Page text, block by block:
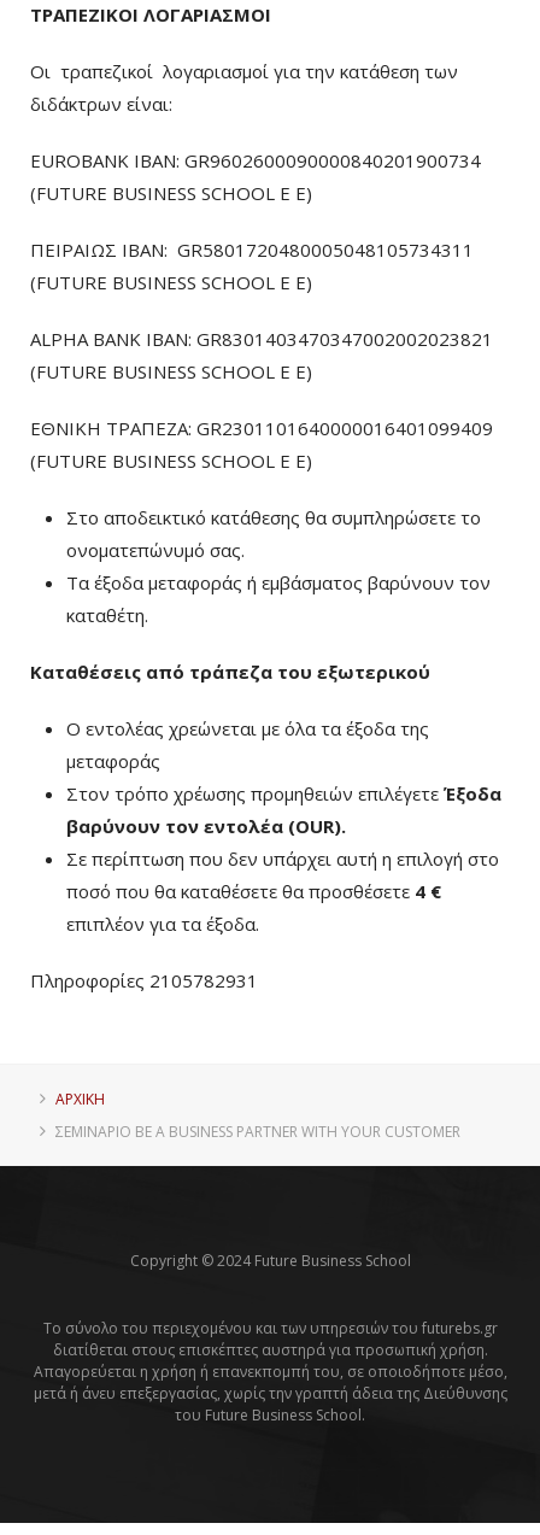
ΤΡΑΠΕΖΙΚΟΙ ΛΟΓΑΡΙΑΣΜΟΙ
Οι τραπεζικοί λογαριασμοί για την κατάθεση των
διδάκτρων είναι:
EUROBANK IBAN: GR9602600090000840201900734
(FUTURE BUSINESS SCHOOL E E)
ΠΕΙΡΑΙΩΣ ΙΒΑΝ: GR5801720480005048105734311
(FUTURE BUSINESS SCHOOL E E)
ALPHA BANK IBAN: GR8301403470347002002023821
(FUTURE BUSINESS SCHOOL E E)
ΕΘΝΙΚΗ ΤΡΑΠΕΖΑ: GR2301101640000016401099409
(FUTURE BUSINESS SCHOOL E E)
Στο αποδεικτικό κατάθεσης θα συμπληρώσετε το
ονοματεπώνυμό σας.
Τα έξοδα μεταφοράς ή εμβάσματος βαρύνουν τον
καταθέτη.
Καταθέσεις από τράπεζα του εξωτερικού
Ο εντολέας χρεώνεται με όλα τα έξοδα της
μεταφοράς
Στον τρόπο χρέωσης προμηθειών επιλέγετε Έξοδα
βαρύνουν τον εντολέα (ΟUR).
Σε περίπτωση που δεν υπάρχει αυτή η επιλογή στο
ποσό που θα καταθέσετε θα προσθέσετε 4 €
επιπλέον για τα έξοδα.
Πληροφορίες 2105782931
ΑΡΧΙΚΗ
ΣΕΜΙΝΆΡΙΟ BE A BUSINESS PARTNER WITH YOUR CUSTOMER
Copyright © 2024 Future Business School
Το σύνολο του περιεχομένου και των υπηρεσιών του futurebs.gr
διατίθεται στους επισκέπτες αυστηρά για προσωπική χρήση.
Απαγορεύεται η χρήση ή επανεκπομπή του, σε οποιοδήποτε μέσο,
μετά ή άνευ επεξεργασίας, χωρίς την γραπτή άδεια της Διεύθυνσης
του Future Business School.